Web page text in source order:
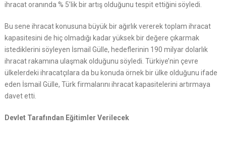
ihracat oranında % 5’lik bir artış olduğunu tespit ettiğini söyledi.
Bu sene ihracat konusuna büyük bir ağırlık vererek toplam ihracat
kapasitesini de hiç olmadığı kadar yüksek bir değere çıkarmak
istediklerini söyleyen İsmail Gülle, hedeflerinin 190 milyar dolarlık
ihracat rakamına ulaşmak olduğunu söyledi. Türkiye’nin çevre
ülkelerdeki ihracatçılara da bu konuda örnek bir ülke olduğunu ifade
eden İsmail Gülle, Türk firmalarını ihracat kapasitelerini artırmaya
davet etti.
Devlet Tarafından Eğitimler Verilecek